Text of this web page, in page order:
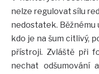
nelze regulovat sílu
nedostatek. Běžnému
kdo je na šum citlivý,
přístroji. Zvláště při
nechat odšumování